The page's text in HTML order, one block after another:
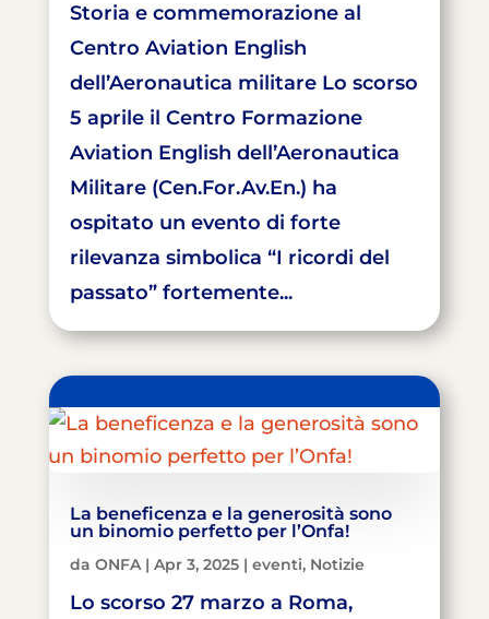
Storia e commemorazione al
Centro Aviation English
dell’Aeronautica militare Lo scorso
5 aprile il Centro Formazione
Aviation English dell’Aeronautica
Militare (Cen.For.Av.En.) ha
ospitato un evento di forte
rilevanza simbolica “I ricordi del
passato” fortemente...
La beneficenza e la generosità sono
un binomio perfetto per l’Onfa!
da ONFA| Apr 3, 2025| eventi, Notizie
Lo scorso 27 marzo a Roma,